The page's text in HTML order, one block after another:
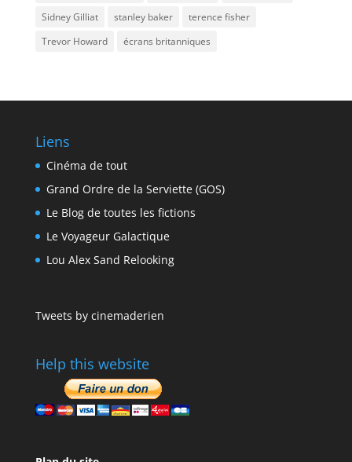
Sidney Gilliat
stanley baker
terence fisher
Trevor Howard
écrans britanniques
Liens
Cinéma de tout
Grand Ordre de la Serviette (GOS)
Le Blog de toutes les fictions
Le Voyageur Galactique
Lou Alex Sand Relooking
Tweets by cinemaderien
Help this website